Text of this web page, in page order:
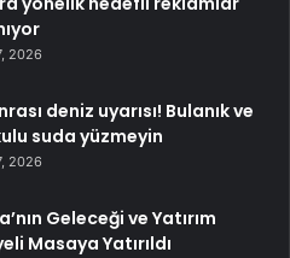
2026
deniz uyarısı! Bulanık ve
suda yüzmeyin
2026
Geleceği ve Yatırım
Masaya Yatırıldı